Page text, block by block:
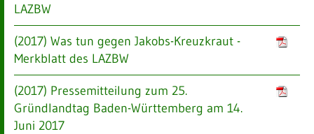
LAZBW
(2017) Was tun gegen Jakobs-Kreuzkraut -
Merkblatt des LAZBW
(2017) Pressemitteilung zum 25.
Gründlandtag Baden-Württemberg am 14.
Juni 2017